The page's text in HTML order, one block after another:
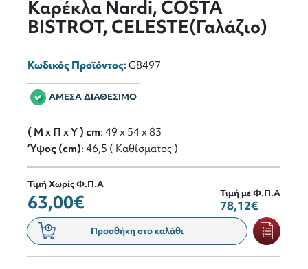
Καρέκλα Nardi, COSTA
BISTROT, CELESTE(Γαλάζιο)
Κωδικός Προϊόντος:G8497
ΑΜΕΣΑ ΔΙΑΘΕΣΙΜΟ
( M x Π x Y ) cm: 49 x 54 x 83
Ύψος (cm): 46,5 ( Καθίσματος )
Τιμή Χωρίς Φ.Π.Α
63,00€ Τιμή με Φ.Π.Α
78,12€
Προσθήκη στο καλάθι